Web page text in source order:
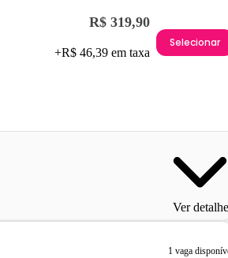
R$ 319,90
+R$ 46,39 em taxa
Selecionar
Ver
1 vaga